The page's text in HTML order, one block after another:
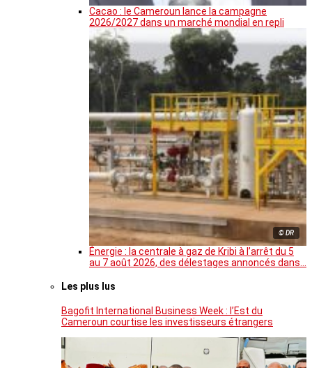
Cacao : le Cameroun lance la campagne
2026/2027 dans un marché mondial en repli
© DR
Énergie : la centrale à gaz de Kribi à l’arrêt du 5
au 7 août 2026, des délestages annoncés dans…
Les plus lus
Bagofit International Business Week : l’Est du
Cameroun courtise les investisseurs étrangers